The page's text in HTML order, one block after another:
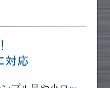
対応